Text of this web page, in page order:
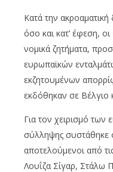
Κατά την
όσο και κατ’ έφεση,
νομικά ζητήματα,
ευρωπαϊκών
εκζητουμένων
εκδόθηκαν σε Βέλγιο
Για τον χειρισμό
σύλληψης συστάθηκε
αποτελούμενοι από
Λουΐζα Σίγαρ, Στάλω